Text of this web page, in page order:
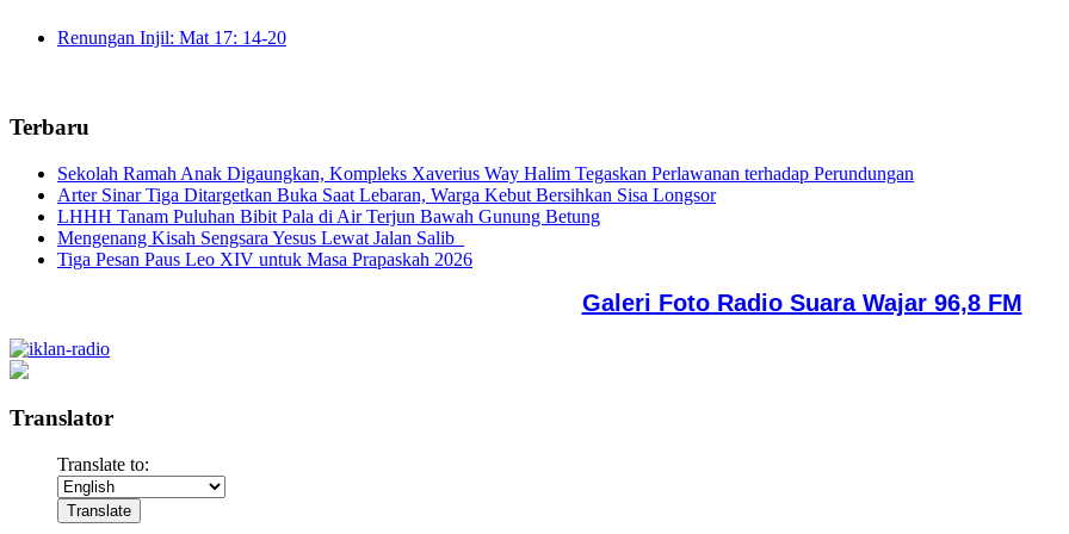
Renungan Injil: Mat 17: 14-20
Terbaru
Sekolah Ramah Anak Digaungkan, Kompleks Xaverius Way Halim Tegaskan Perlawanan terhadap Perundungan
Arter Sinar Tiga Ditargetkan Buka Saat Lebaran, Warga Kebut Bersihkan Sisa Longsor
LHHH Tanam Puluhan Bibit Pala di Air Terjun Bawah Gunung Betung
Mengenang Kisah Sengsara Yesus Lewat Jalan Salib
Tiga Pesan Paus Leo XIV untuk Masa Prapaskah 2026
Galeri Foto Radio Suara Wajar 96,8 FM
Translator
Translate to: